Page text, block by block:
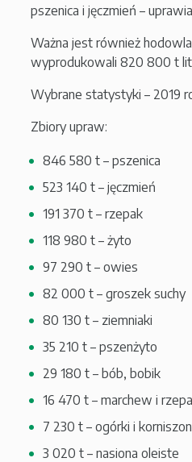
pszenica i jęczmień –
Ważna jest również
wyprodukowali 820 800 t
Wybrane statystyki – 2019
Zbiory upraw:
846 580 t – pszenica
523 140 t – jęczmień
191 370 t – rzepak
118 980 t – żyto
97 290 t – owies
82 000 t – groszek suchy
80 130 t – ziemniaki
35 210 t – pszenżyto
29 180 t – bób, bobik
16 470 t – marchew i rzepa
7 230 t – ogórki i
3 020 t – nasiona oleiste